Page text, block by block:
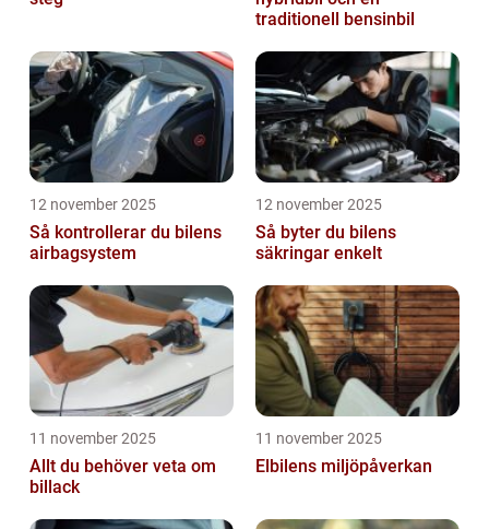
traditionell bensinbil
12 november 2025
Så kontrollerar du bilens
airbagsystem
12 november 2025
Så byter du bilens
säkringar enkelt
11 november 2025
Allt du behöver veta om
billack
11 november 2025
Elbilens miljöpåverkan